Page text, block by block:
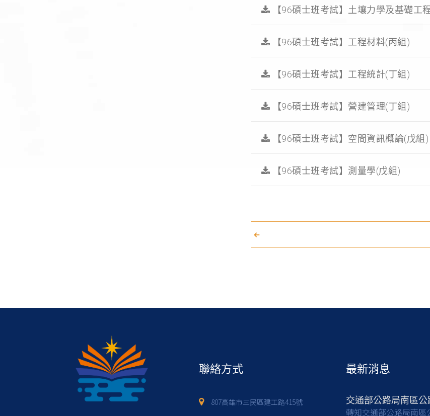
【96碩士班考試】土壤力學及基礎工
【96碩士班考試】工程材料(丙組)
【96碩士班考試】工程統計(丁組)
【96碩士班考試】營建管理(丁組)
【96碩士班考試】空間資訊概論(戊組)
【96碩士班考試】測量學(戊組)
聯絡方式
807高雄市三民區建工路415號
最新消息
轉知交通部公路局南區